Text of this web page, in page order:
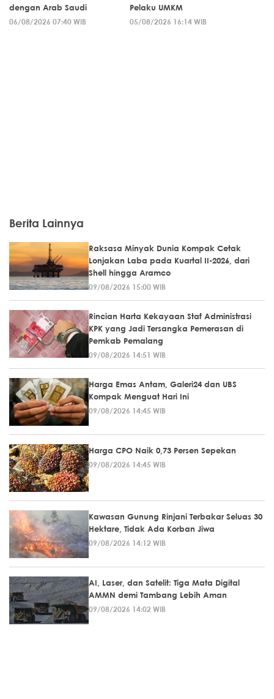
dengan Arab Saudi
06/08/2026 07:40 WIB
Pelaku UMKM
05/08/2026 16:14 WIB
Berita Lainnya
Raksasa Minyak Dunia Kompak Cetak
Lonjakan Laba pada Kuartal II-2026, dari
Shell hingga Aramco
09/08/2026 15:00 WIB
Rincian Harta Kekayaan Staf Administrasi
KPK yang Jadi Tersangka Pemerasan di
Pemkab Pemalang
09/08/2026 14:51 WIB
Harga Emas Antam, Galeri24 dan UBS
Kompak Menguat Hari Ini
09/08/2026 14:45 WIB
Harga CPO Naik 0,73 Persen Sepekan
09/08/2026 14:45 WIB
Kawasan Gunung Rinjani Terbakar Seluas 30
Hektare, Tidak Ada Korban Jiwa
09/08/2026 14:12 WIB
AI, Laser, dan Satelit: Tiga Mata Digital
AMMN demi Tambang Lebih Aman
09/08/2026 14:02 WIB